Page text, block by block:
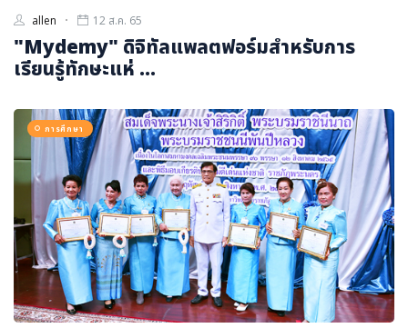
allen 12 ส.ค. 65
"Mydemy" ดิจิทัลแพลตฟอร์มสำหรับการ
เรียนรู้ทักษะแห่ ...
การศึกษา